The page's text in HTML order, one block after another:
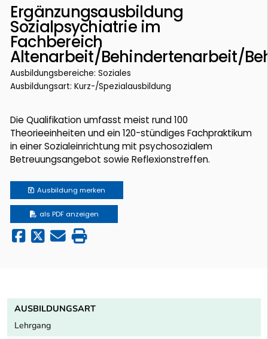
Ergänzungsausbildung
Sozialpsychiatrie im
Fachbereich
Altenarbeit/Behindertenarbeit/
Ausbildungsbereiche: Soziales
Ausbildungsart: Kurz-/Spezialausbildung
Die Qualifikation umfasst meist rund 100
Theorieeinheiten und ein 120-stündiges Fachpraktikum
in einer Sozialeinrichtung mit psychosozialem
Betreuungsangebot sowie Reflexionstreffen.
Ausbildung merken
als PDF anzeigen
AUSBILDUNGSART
Lehrgang